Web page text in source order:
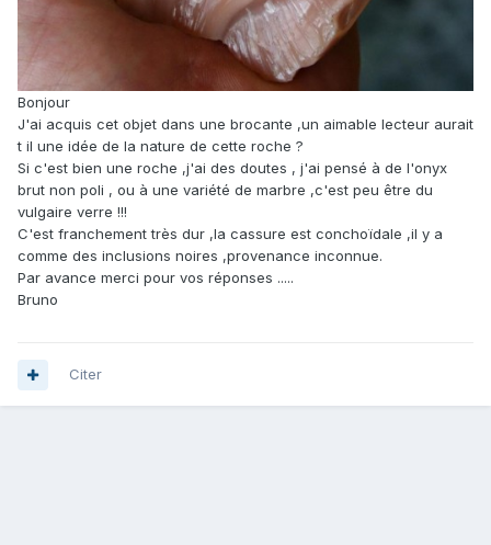
Bonjour
J'ai acquis cet objet dans une brocante ,un aimable lecteur aurait
t il une idée de la nature de cette roche ?
Si c'est bien une roche ,j'ai des doutes , j'ai pensé à de l'onyx
brut non poli , ou à une variété de marbre ,c'est peu être du
vulgaire verre !!!
C'est franchement très dur ,la cassure est conchoïdale ,il y a
comme des inclusions noires ,provenance inconnue.
Par avance merci pour vos réponses .....
Bruno
Citer